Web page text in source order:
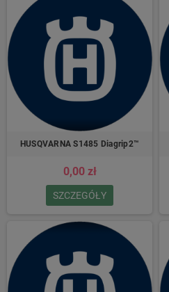
HUSQVARNA S1485 Diagrip2™
0,00 zł
SZCZEGÓŁY